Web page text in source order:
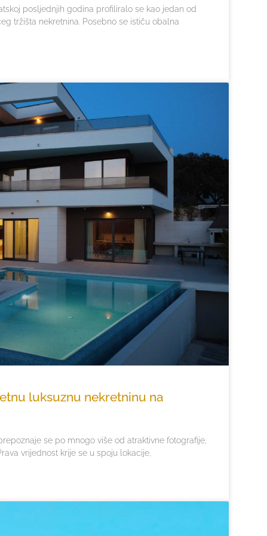
posljednjih godina profiliralo se kao jedan od
tržišta nekretnina. Posebno se ističu obalna
luksuznu nekretninu na
se po mnogo više od atraktivne fotografije,
vrijednost krije se u spoju lokacije,